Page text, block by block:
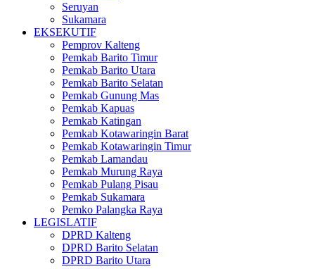
Seruyan
Sukamara
EKSEKUTIF
Pemprov Kalteng
Pemkab Barito Timur
Pemkab Barito Utara
Pemkab Barito Selatan
Pemkab Gunung Mas
Pemkab Kapuas
Pemkab Katingan
Pemkab Kotawaringin Barat
Pemkab Kotawaringin Timur
Pemkab Lamandau
Pemkab Murung Raya
Pemkab Pulang Pisau
Pemkab Sukamara
Pemko Palangka Raya
LEGISLATIF
DPRD Kalteng
DPRD Barito Selatan
DPRD Barito Utara